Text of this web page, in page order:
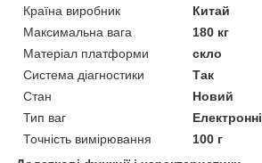
Країна виробник
Китай
Максимальна вага
180 кг
Матеріал платформи
скло
Система діагностики
Так
Стан
Новий
Тип ваг
Електронні
Точність вимірювання
100 г